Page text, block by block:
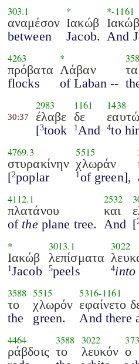
303.1
αναμέσον
between
*
Ιακώβ
Jacob.
*-1161
And
4263
πρόβατα
flocks
*
Λάβαν
of Laban --
τα
30:37
2983
έλαβε
[3took
1161
δε
1 And
1438
εαυτώ
4to
4769.3
στυρακίνην
[2poplar
5515
χλωράν
1 of green],
4112.1
πλατάνου
of theplane tree.
2532
και
And [
*
Ιακώβ
1 Jacob
3013.1
λεπίσματα
5peels
3022
4into
3588
το
the
5515
χλωρόν
green.
5316-1161
εφαίνετο
And there
4464
ράβδοις
3588
το
3022
λευκόν ο